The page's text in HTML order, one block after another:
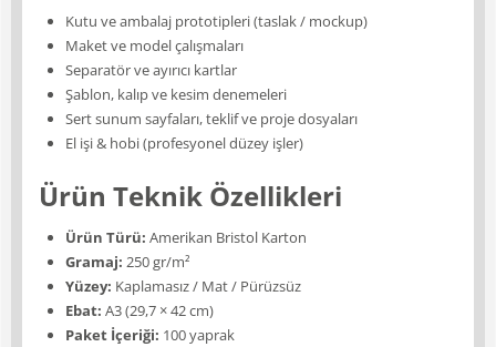
Kutu ve ambalaj prototipleri (taslak / mockup)
Maket ve model çalışmaları
Separatör ve ayırıcı kartlar
Şablon, kalıp ve kesim denemeleri
Sert sunum sayfaları, teklif ve proje dosyaları
El işi & hobi (profesyonel düzey işler)
Ürün Teknik Özellikleri
Ürün Türü: Amerikan Bristol Karton
Gramaj: 250 gr/m²
Yüzey: Kaplamasız / Mat / Pürüzsüz
Ebat: A3 (29,7 × 42 cm)
Paket İçeriği: 100 yaprak